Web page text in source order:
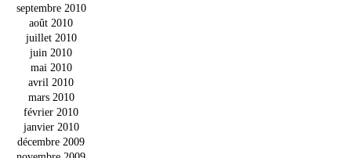
septembre 2010
août 2010
juillet 2010
juin 2010
mai 2010
avril 2010
mars 2010
février 2010
janvier 2010
décembre 2009